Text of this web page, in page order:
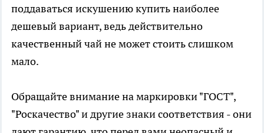
поддаваться искушению купить наиболее
дешевый вариант, ведь действительно
качественный чай не может стоить слишком
мало.
Обращайте внимание на маркировки "ГОСТ",
"Роскачество" и другие знаки соответствия - они